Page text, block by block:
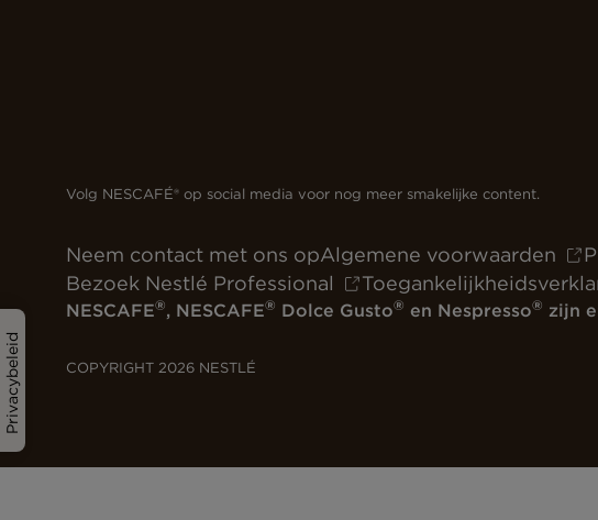
Privacybeleid
Volg NESCAFÉ® op social media voor nog meer smakelijke content.
Neem contact met ons opAlgemene voorwaarden
Bezoek Nestlé Professional
NESCAFE®, NESCAFE® Dolce Gusto® en Nespresso® zijn
COPYRIGHT 2026 NESTLÉ